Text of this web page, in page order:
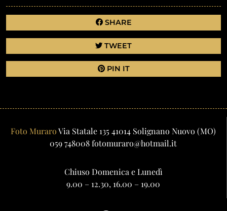
SHARE
TWEET
PIN IT
Foto MuraroVia Statale 135 41014 Solignano Nuovo (MO)
059 748008fotomuraro@hotmail.it
Chiuso Domenica e Lunedì
9.00 – 12.30, 16.00 – 19.00